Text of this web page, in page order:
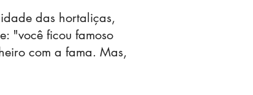
das hortaliças,
"você ficou famoso
com a fama. Mas,